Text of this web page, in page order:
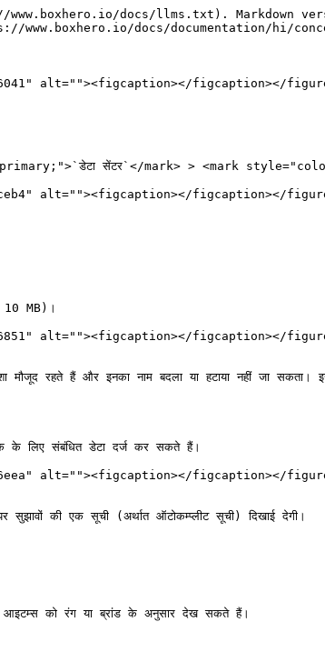
docs/llms.txt). Markdown
docs/documentation/hi/
alt=""><figcaption></figcaption></
सेंटर`</mark> > <mark
alt=""><figcaption></figcaption></
MB)।
alt=""><figcaption></figcaption></
रहते हैं और इनका नाम बदला या हटाया नहीं जा सकता।
के लिए संबंधित डेटा दर्ज कर सकते हैं।
alt=""><figcaption></figcaption></
की एक सूची (अर्थात ऑटोकम्प्लीट सूची) दिखाई देगी।
को रंग या ब्रांड के अनुसार देख सकते हैं।